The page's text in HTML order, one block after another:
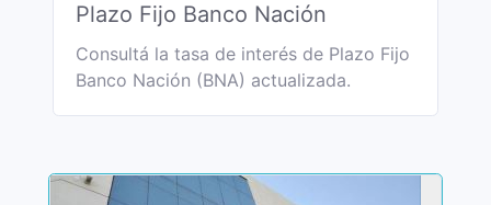
Plazo Fijo Banco Nación
Consultá la tasa de interés de Plazo Fijo
Banco Nación (BNA) actualizada.